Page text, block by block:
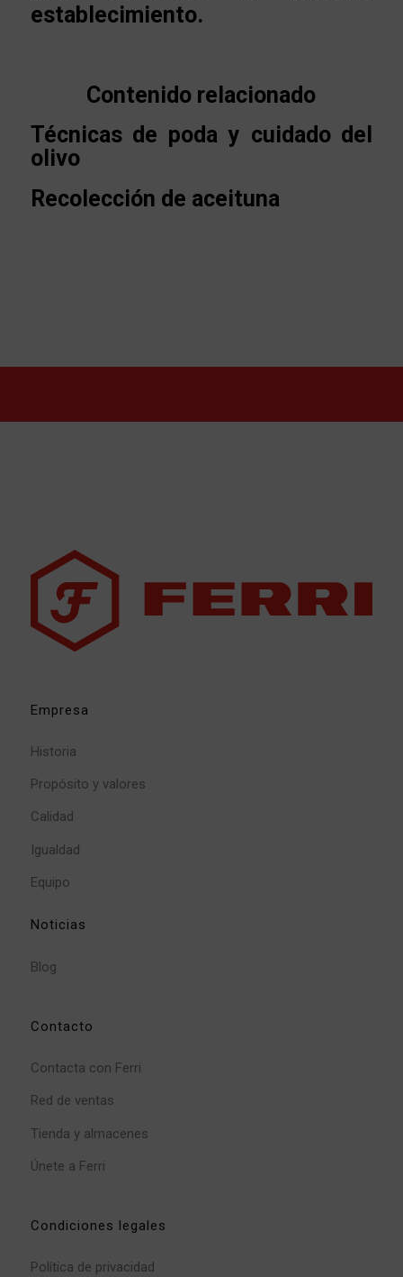
establecimiento.
Contenido relacionado
Técnicas de poda y cuidado del
olivo
Recolección de aceituna
Empresa
Historia
Propósito y valores
Calidad
Igualdad
Equipo
Noticias
Blog
Contacto
Contacta con Ferri
Red de ventas
Tienda y almacenes
Únete a Ferri
Condiciones legales
Política de privacidad